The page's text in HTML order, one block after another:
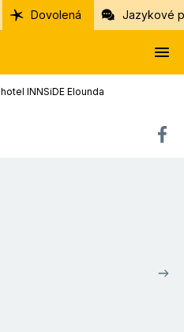
Dovolená Jazykové
hotel INNSiDE Elounda